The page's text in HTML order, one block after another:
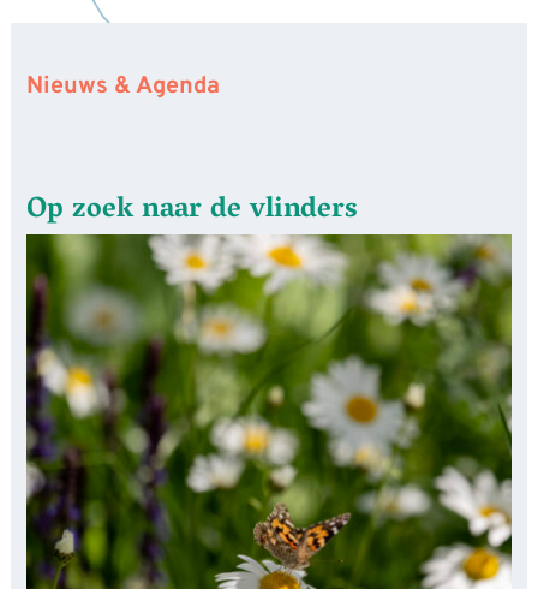
Nieuws & Agenda
Op zoek naar de vlinders